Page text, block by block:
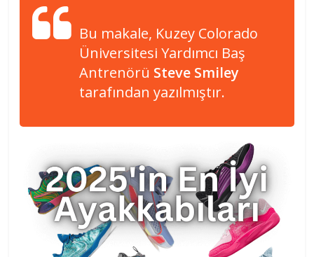
Bu makale, Kuzey Colorado
Üniversitesi Yardımcı Baş
Antrenörü Steve Smiley
tarafından yazılmıştır.